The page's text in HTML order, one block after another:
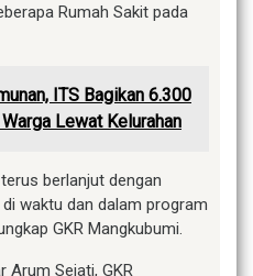
Rumah Sakit pada
ITS Bagikan 6.300
Lewat Kelurahan
berlanjut dengan
waktu dan dalam program
GKR Mangkubumi.
Arum Sejati, GKR